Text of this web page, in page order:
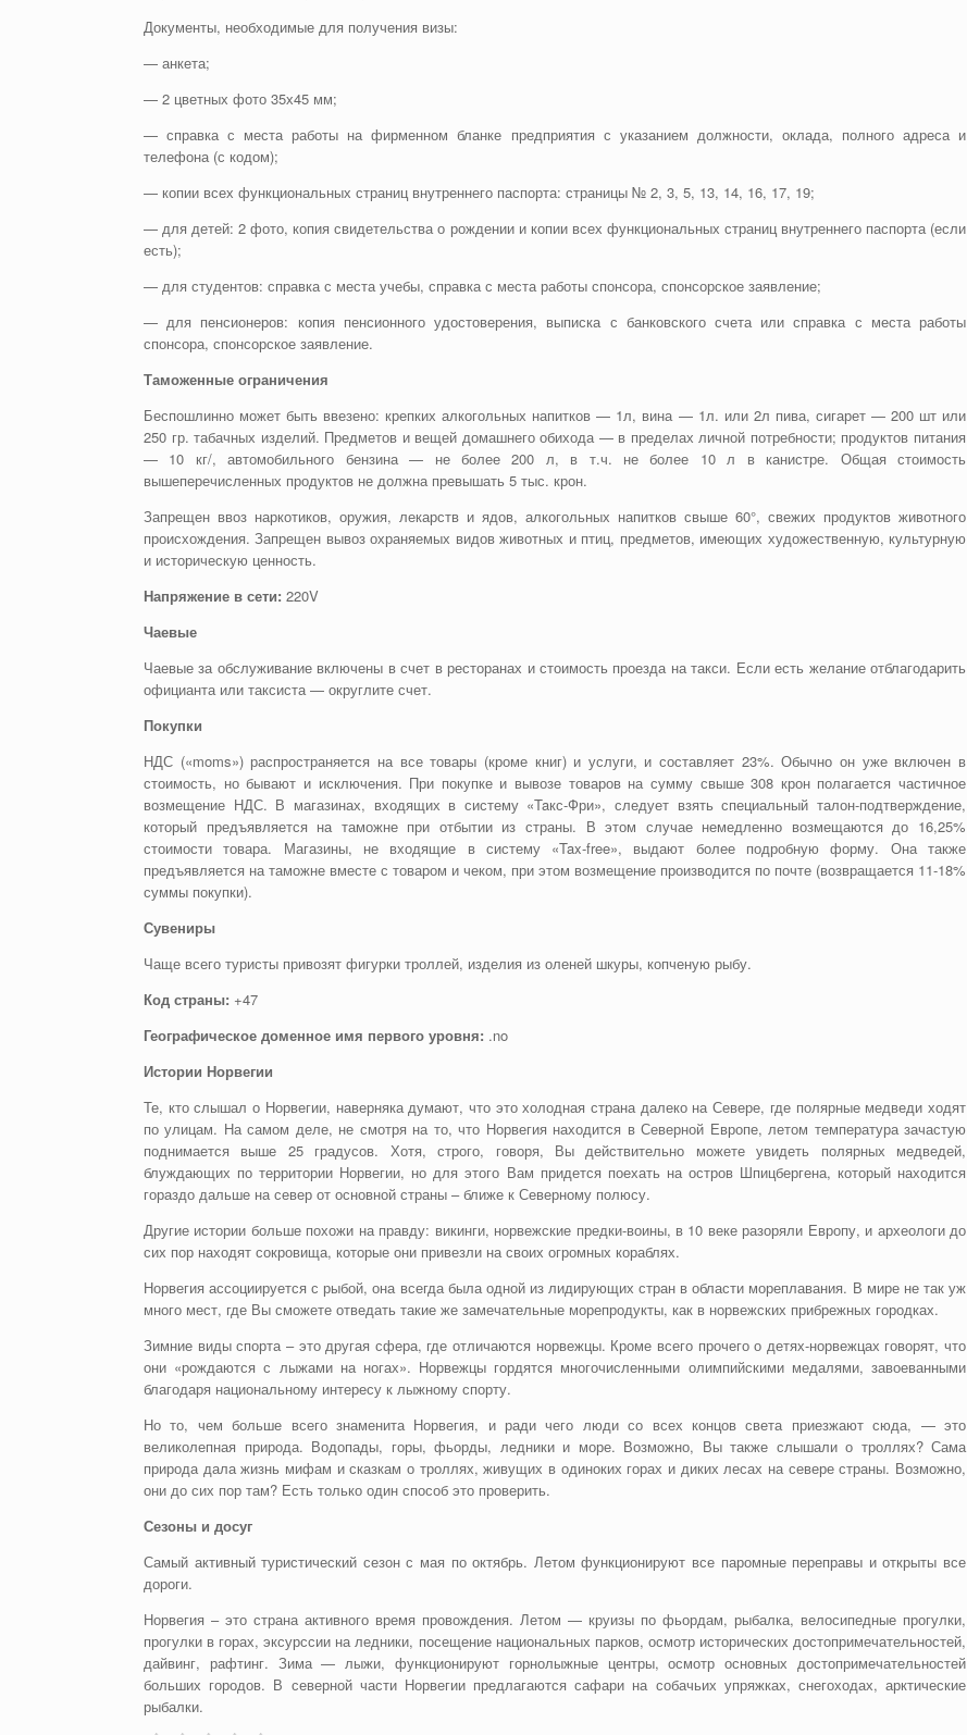
Документы, необходимые для получения визы:
— анкета;
— 2 цветных фото 35х45 мм;
— справка с места работы на фирменном бланке предприятия с указанием должности, оклада, полного адреса и
телефона (с кодом);
— копии всех функциональных страниц внутреннего паспорта: страницы № 2, 3, 5, 13, 14, 16, 17, 19;
— для детей: 2 фото, копия свидетельства о рождении и копии всех функциональных страниц внутреннего паспорта (если
есть);
— для студентов: справка с места учебы, справка с места работы спонсора, спонсорское заявление;
— для пенсионеров: копия пенсионного удостоверения, выписка с банковского счета или справка с места работы
спонсора, спонсорское заявление.
Таможенные ограничения
Беспошлинно может быть ввезено: крепких алкогольных напитков — 1л, вина — 1л. или 2л пива, сигарет — 200 шт или
250 гр. табачных изделий. Предметов и вещей домашнего обихода — в пределах личной потребности; продуктов питания
— 10 кг/, автомобильного бензина — не более 200 л, в т.ч. не более 10 л в канистре. Общая стоимость
вышеперечисленных продуктов не должна превышать 5 тыс. крон.
Запрещен ввоз наркотиков, оружия, лекарств и ядов, алкогольных напитков свыше 60°, свежих продуктов животного
происхождения. Запрещен вывоз охраняемых видов животных и птиц, предметов, имеющих художественную, культурную
и историческую ценность.
Напряжение в сети: 220V
Чаевые
Чаевые за обслуживание включены в счет в ресторанах и стоимость проезда на такси. Если есть желание отблагодарить
официанта или таксиста — округлите счет.
Покупки
НДС («moms») распространяется на все товары (кроме книг) и услуги, и составляет 23%. Обычно он уже включен в
стоимость, но бывают и исключения. При покупке и вывозе товаров на сумму свыше 308 крон полагается частичное
возмещение НДС. В магазинах, входящих в систему «Taкс-Фри», следует взять специальный талон-подтверждение,
который предъявляется на таможне при отбытии из страны. В этом случае немедленно возмещаются до 16,25%
стоимости товара. Магазины, не входящие в систему «Tax-free», выдают более подробную форму. Она также
предъявляется на таможне вместе с товаром и чеком, при этом возмещение производится по почте (возвращается 11-18%
суммы покупки).
Сувениры
Чаще всего туристы привозят фигурки троллей, изделия из оленей шкуры, копченую рыбу.
Код страны: +47
Географическое доменное имя первого уровня: .no
Истории Норвегии
Те, кто слышал о Норвегии, наверняка думают, что это холодная страна далеко на Севере, где полярные медведи ходят
по улицам. На самом деле, не смотря на то, что Норвегия находится в Северной Европе, летом температура зачастую
поднимается выше 25 градусов. Хотя, строго, говоря, Вы действительно можете увидеть полярных медведей,
блуждающих по территории Норвегии, но для этого Вам придется поехать на остров Шпицбергена, который находится
гораздо дальше на север от основной страны – ближе к Северному полюсу.
Другие истории больше похожи на правду: викинги, норвежские предки-воины, в 10 веке разоряли Европу, и археологи до
сих пор находят сокровища, которые они привезли на своих огромных кораблях.
Норвегия ассоциируется с рыбой, она всегда была одной из лидирующих стран в области мореплавания. В мире не так уж
много мест, где Вы сможете отведать такие же замечательные морепродукты, как в норвежских прибрежных городках.
Зимние виды спорта – это другая сфера, где отличаются норвежцы. Кроме всего прочего о детях-норвежцах говорят, что
они «рождаются с лыжами на ногах». Норвежцы гордятся многочисленными олимпийскими медалями, завоеванными
благодаря национальному интересу к лыжному спорту.
Но то, чем больше всего знаменита Норвегия, и ради чего люди со всех концов света приезжают сюда, — это
великолепная природа. Водопады, горы, фьорды, ледники и море. Возможно, Вы также слышали о троллях? Сама
природа дала жизнь мифам и сказкам о троллях, живущих в одиноких горах и диких лесах на севере страны. Возможно,
они до сих пор там? Есть только один способ это проверить.
Сезоны и досуг
Самый активный туристический сезон с мая по октябрь. Летом функционируют все паромные переправы и открыты все
дороги.
Норвегия – это страна активного время провождения. Летом — круизы по фьордам, рыбалка, велосипедные прогулки,
прогулки в горах, эксурссии на ледники, посещение национальных парков, осмотр исторических достопримечательностей,
дайвинг, рафтинг. Зима — лыжи, функционируют горнолыжные центры, осмотр основных достопримечательностей
больших городов. В северной части Норвегии предлагаются сафари на собачьих упряжках, снегоходах, арктические
рыбалки.